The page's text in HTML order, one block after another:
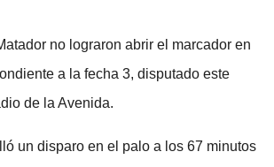
no lograron abrir el marcador en
a la fecha 3, disputado este
de la Avenida.
un disparo en el palo a los 67 minutos